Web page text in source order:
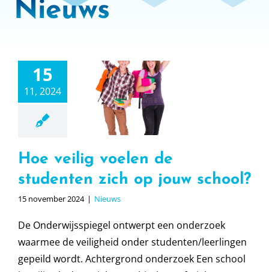
Nieuws
15
11, 2024
veilig
de
zich
school?
Hoe veilig voelen de
studenten zich op jouw school?
15 november 2024 | Nieuws
De Onderwijsspiegel ontwerpt een onderzoek
waarmee de veiligheid onder studenten/leerlingen
gepeild wordt. Achtergrond onderzoek Een school